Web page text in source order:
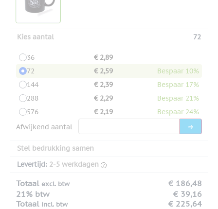
Kies aantal 72
36
€ 2,89
72
€ 2,59
Bespaar 10%
144
€ 2,39
Bespaar 17%
288
€ 2,29
Bespaar 21%
576
€ 2,19
Bespaar 24%
Afwijkend aantal
Stel bedrukking samen
Levertijd: 2-5 werkdagen
Totaal excl. btw
€ 186,48
21% btw
€ 39,16
Totaal incl. btw € 225,64